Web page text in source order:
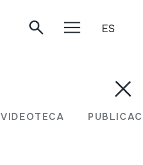
VIDEOTECA
ES